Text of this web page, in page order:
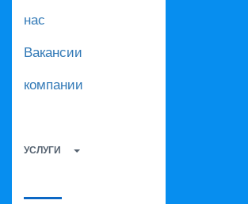
нас
Вакансии
компании
УСЛУГИ